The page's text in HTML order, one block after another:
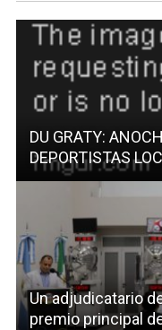
DU GRATY:
DEPORTISTAS
Un adjudicatario
premio principal